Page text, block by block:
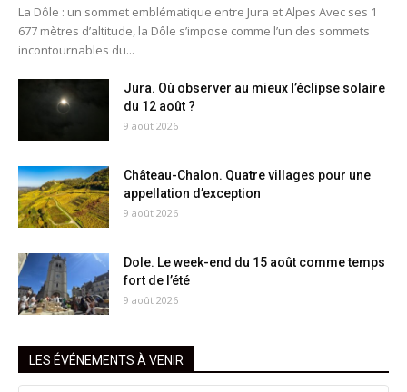
La Dôle : un sommet emblématique entre Jura et Alpes Avec ses 1
677 mètres d’altitude, la Dôle s’impose comme l’un des sommets
incontournables du...
Jura. Où observer au mieux l’éclipse solaire
du 12 août ?
9 août 2026
Château-Chalon. Quatre villages pour une
appellation d’exception
9 août 2026
Dole. Le week-end du 15 août comme temps
fort de l’été
9 août 2026
LES ÉVÉNEMENTS À VENIR